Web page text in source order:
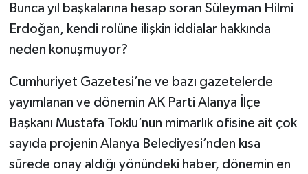
Bunca yıl başkalarına hesap soran Süleyman Hilmi
Erdoğan, kendi rolüne ilişkin iddialar hakkında
neden konuşmuyor?
Cumhuriyet Gazetesi’ne ve bazı gazetelerde
yayımlanan ve dönemin AK Parti Alanya İlçe
Başkanı Mustafa Toklu’nun mimarlık ofisine ait çok
sayıda projenin Alanya Belediyesi’nden kısa
sürede onay aldığı yönündeki haber, dönemin en